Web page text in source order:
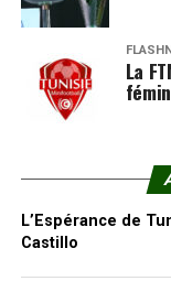
La
L’Espérance de
Castillo